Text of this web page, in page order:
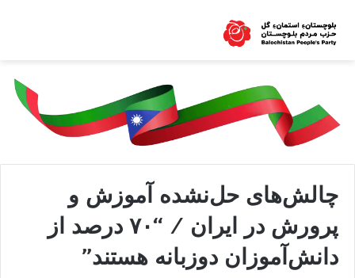
چالش‌های حل‌نشده آموزش و
پرورش در ایران / “۷۰ درصد از
دانش‌آموزان دوزبانه هستند”